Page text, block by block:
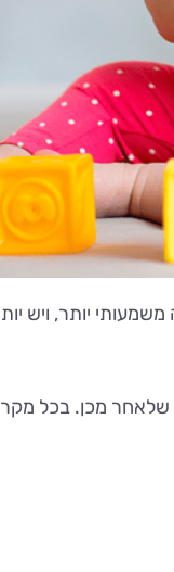
יותר, ויש
שלאחר מכן. בכל